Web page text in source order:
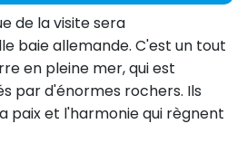
de la visite sera
baie allemande. C'est un tout
en pleine mer, qui est
par d'énormes rochers. Ils
paix et l'harmonie qui règnent